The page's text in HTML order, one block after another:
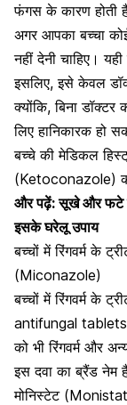
फंगस के कारण होती
अगर आपका बच्चा
नहीं देनी चाहिए।
इसलिए, इसे केवल
क्योंकि, बिना
लिए हानिकारक हो
बच्चे की मेडिकल
(Ketoconazole)
और पढ़ें:सूखे और फटे
इसके घरेलू उपाय
बच्चों में रिंगवर्म के
(Miconazole)
बच्चों में रिंगवर्म के
antifungal
को भी रिंगवर्म और
इस दवा का ब्रैंड
मोनिस्टेट